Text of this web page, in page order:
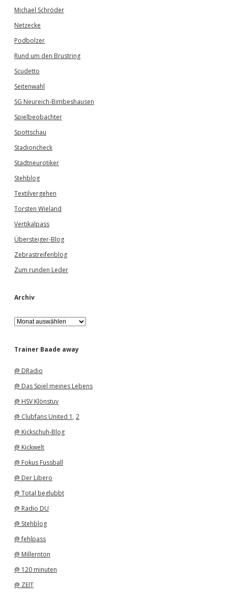
Michael Schröder
Netzecke
Podbolzer
Rund um den Brustring
Scudetto
Seitenwahl
SG Neureich-Bimbeshausen
Spielbeobachter
Spottschau
Stadioncheck
Stadtneurotiker
Stehblog
Textilvergehen
Torsten Wieland
Vertikalpass
Übersteiger-Blog
Zebrastreifenblog
Zum runden Leder
Archiv
A
r
h
Trainer Baade away
@ DRadio
@ Das Spiel meines Lebens
@ HSV Klönstuv
@ Clubfans United 1 , 2
@ Kickschuh-Blog
@ Kickwelt
@ Fokus Fussball
@ Der Libero
@ Total beglubbt
@ Radio DU
@ Stehblog
@ fehlpass
@ Millernton
@ 120 minuten
@ ZEIT